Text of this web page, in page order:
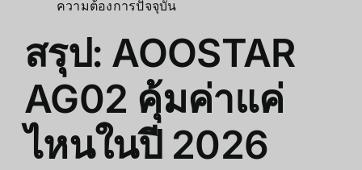
ความต้องการปัจจุบัน
สรุป: AOOSTAR
AG02 คุ้มค่าแค่
ไหนในปี 2026